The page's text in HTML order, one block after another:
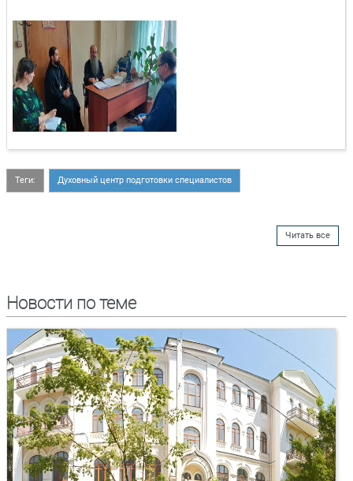
Теги: Духовный центр подготовки специалистов
Читать все
Новости по теме